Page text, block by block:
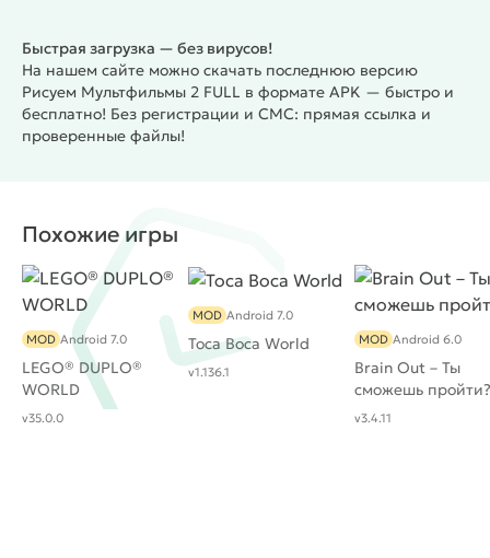
Быстрая загрузка — без вирусов!
На нашем сайте можно скачать последнюю версию
Рисуем Мультфильмы 2 FULL в формате APK — быстро и
бесплатно! Без регистрации и СМС: прямая ссылка и
проверенные файлы!
Похожие игры
LEGO®️ DUPLO®️
WORLD
MOD Android 7.0
v35.0.0
Toca Boca World
MOD Android 7.0
v1.136.1
Brain Out – Ты
сможешь пройти?
MOD Android 6.0
v3.4.11